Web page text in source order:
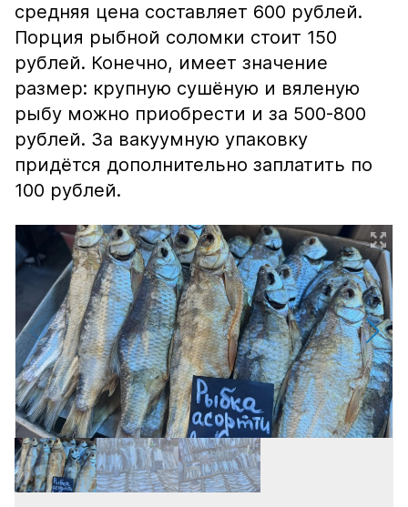
средняя цена составляет 600 рублей.
Порция рыбной соломки стоит 150
рублей. Конечно, имеет значение
размер: крупную сушёную и вяленую
рыбу можно приобрести и за 500-800
рублей. За вакуумную упаковку
придётся дополнительно заплатить по
100 рублей.